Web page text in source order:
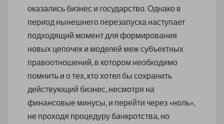
оказались бизнес и государство. Однако в
период нынешнего перезапуска наступает
подходящий момент для формирования
новых цепочек и моделей меж субъектных
правоотношений, в котором необходимо
помнить и о тех, кто хотел бы сохранить
действующий бизнес, несмотря на
финансовые минусы, и перейти через «ноль»,
не проходя процедуру банкротства, но